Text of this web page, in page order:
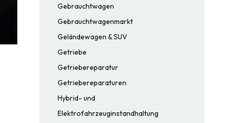
Gebrauchtwagen
Gebrauchtwagenmarkt
Geländewagen & SUV
Getriebe
Getriebereparatur
Getriebereparaturen
Hybrid- und
Elektrofahrzeuginstandhaltung